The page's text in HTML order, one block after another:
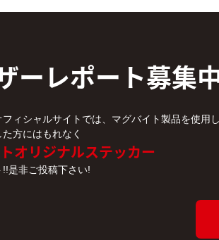
ーレポート募集
ィシャルサイトでは、マグバイト製品を使用
方にはもれなく
オリジナルステッカー
!!是非ご投稿下さい!